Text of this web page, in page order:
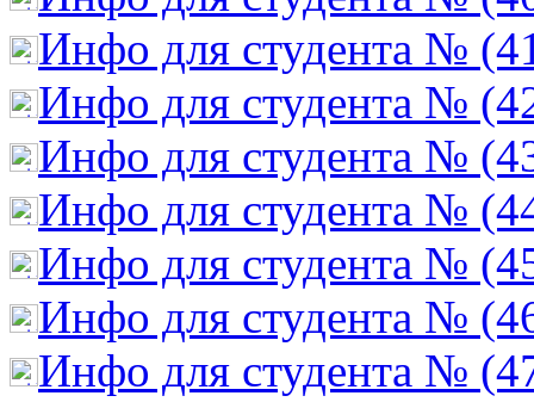
Инфо для студента №
Инфо для студента №
Инфо для студента №
Инфо для студента №
Инфо для студента №
Инфо для студента №
Инфо для студента №